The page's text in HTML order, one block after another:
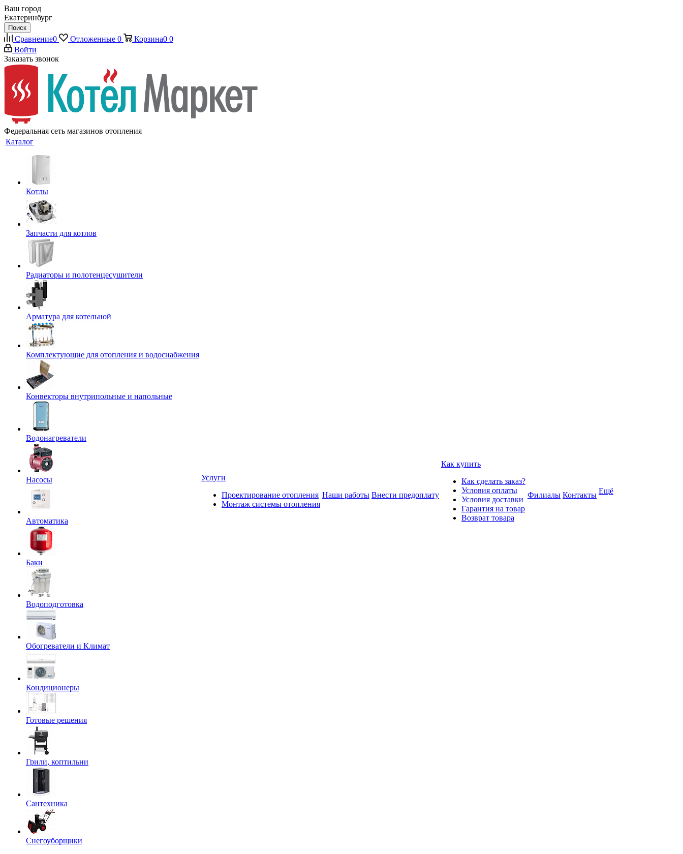
Ваш город
Екатеринбург
Поиск
Сравнение0 Отложенные 0 Корзина0 0
Войти
Заказать звонок
Федеральная сеть магазинов отопления
Каталог
Котлы
Запчасти для котлов
Радиаторы и полотенцесушители
Арматура для котельной
Комплектующие для отопления и водоснабжения
Конвекторы внутрипольные и напольные
Водонагреватели
Насосы
Автоматика
Баки
Водоподготовка
Обогреватели и Климат
Кондиционеры
Готовые решения
Грили, коптильни
Сантехника
Снегоуборщики
Услуги
Проектирование отопления
Монтаж системы отопления
Наши работы Внести предоплату
Как купить
Как сделать заказ?
Условия оплаты
Условия доставки
Гарантия на товар
Возврат товара
Филиалы Контакты Ещё